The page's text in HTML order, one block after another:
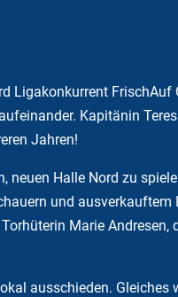
Ligakonkurrent FrischAuf
Kapitänin
Jahren!
neuen Halle Nord zu
und
Marie
ausschieden.